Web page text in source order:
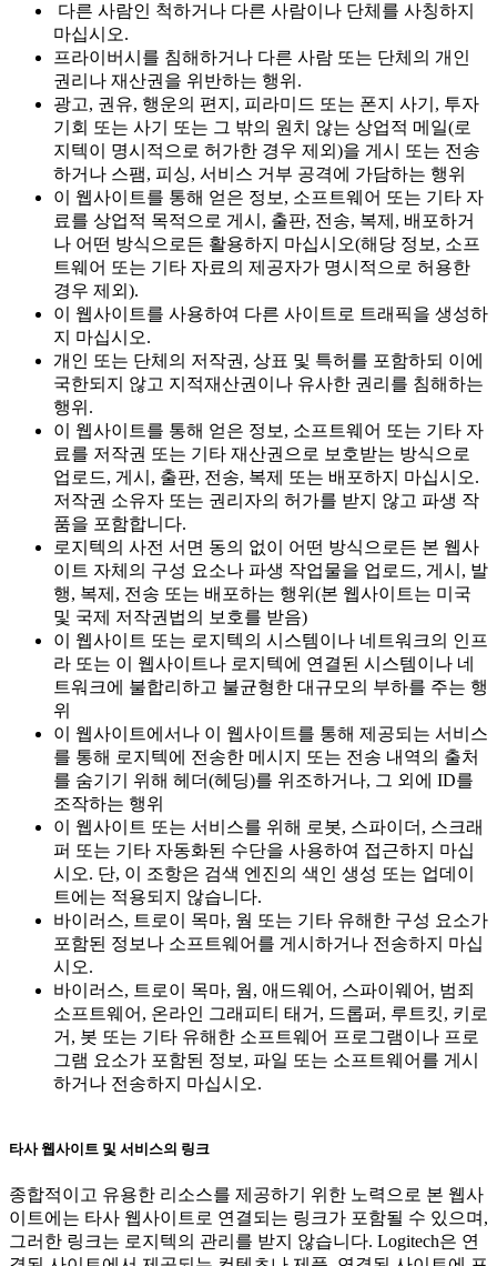
다른 사람인 척하거나 다른 사람이나 단체를 사칭하지
마십시오.
프라이버시를 침해하거나 다른 사람 또는 단체의 개인
권리나 재산권을 위반하는 행위.
광고, 권유, 행운의 편지, 피라미드 또는 폰지 사기, 투자
기회 또는 사기 또는 그 밖의 원치 않는 상업적 메일(로
지텍이 명시적으로 허가한 경우 제외)을 게시 또는 전송
하거나 스팸, 피싱, 서비스 거부 공격에 가담하는 행위
이 웹사이트를 통해 얻은 정보, 소프트웨어 또는 기타 자
료를 상업적 목적으로 게시, 출판, 전송, 복제, 배포하거
나 어떤 방식으로든 활용하지 마십시오(해당 정보, 소프
트웨어 또는 기타 자료의 제공자가 명시적으로 허용한
경우 제외).
이 웹사이트를 사용하여 다른 사이트로 트래픽을 생성하
지 마십시오.
개인 또는 단체의 저작권, 상표 및 특허를 포함하되 이에
국한되지 않고 지적재산권이나 유사한 권리를 침해하는
행위.
이 웹사이트를 통해 얻은 정보, 소프트웨어 또는 기타 자
료를 저작권 또는 기타 재산권으로 보호받는 방식으로
업로드, 게시, 출판, 전송, 복제 또는 배포하지 마십시오.
저작권 소유자 또는 권리자의 허가를 받지 않고 파생 작
품을 포함합니다.
로지텍의 사전 서면 동의 없이 어떤 방식으로든 본 웹사
이트 자체의 구성 요소나 파생 작업물을 업로드, 게시, 발
행, 복제, 전송 또는 배포하는 행위(본 웹사이트는 미국
및 국제 저작권법의 보호를 받음)
이 웹사이트 또는 로지텍의 시스템이나 네트워크의 인프
라 또는 이 웹사이트나 로지텍에 연결된 시스템이나 네
트워크에 불합리하고 불균형한 대규모의 부하를 주는 행
위
이 웹사이트에서나 이 웹사이트를 통해 제공되는 서비스
를 통해 로지텍에 전송한 메시지 또는 전송 내역의 출처
를 숨기기 위해 헤더(헤딩)를 위조하거나, 그 외에 ID를
조작하는 행위
이 웹사이트 또는 서비스를 위해 로봇, 스파이더, 스크래
퍼 또는 기타 자동화된 수단을 사용하여 접근하지 마십
시오. 단, 이 조항은 검색 엔진의 색인 생성 또는 업데이
트에는 적용되지 않습니다.
바이러스, 트로이 목마, 웜 또는 기타 유해한 구성 요소가
포함된 정보나 소프트웨어를 게시하거나 전송하지 마십
시오.
바이러스, 트로이 목마, 웜, 애드웨어, 스파이웨어, 범죄
소프트웨어, 온라인 그래피티 태거, 드롭퍼, 루트킷, 키로
거, 봇 또는 기타 유해한 소프트웨어 프로그램이나 프로
그램 요소가 포함된 정보, 파일 또는 소프트웨어를 게시
하거나 전송하지 마십시오.
타사 웹사이트 및 서비스의 링크
종합적이고 유용한 리소스를 제공하기 위한 노력으로 본 웹사
이트에는 타사 웹사이트로 연결되는 링크가 포함될 수 있으며,
그러한 링크는 로지텍의 관리를 받지 않습니다. Logitech은 연